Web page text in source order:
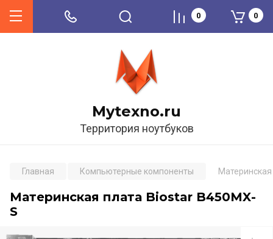
Mytexno.ru
Территория ноутбуков
0 0
Главная Компьютерные компоненты
Материнская плата Biostar B450MX-
S